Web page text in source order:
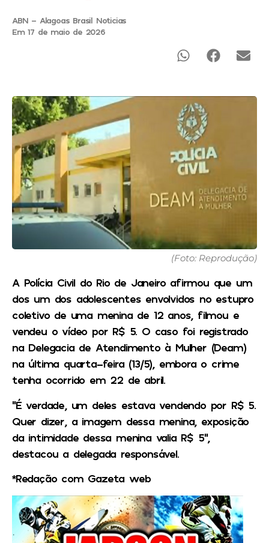
ABN - Alagoas Brasil Noticias
Em 17 de maio de 2026
(Foto: Reprodução)
A Polícia Civil do Rio de Janeiro afirmou que um
dos um dos adolescentes envolvidos no estupro
coletivo de uma menina de 12 anos, filmou e
vendeu o vídeo por R$ 5. O caso foi registrado
na Delegacia de Atendimento à Mulher (Deam)
na última quarta-feira (13/5), embora o crime
tenha ocorrido em 22 de abril.
“É verdade, um deles estava vendendo por R$ 5.
Quer dizer, a imagem dessa menina, exposição
da intimidade dessa menina valia R$ 5”,
destacou a delegada responsável.
*Redação com Gazeta web